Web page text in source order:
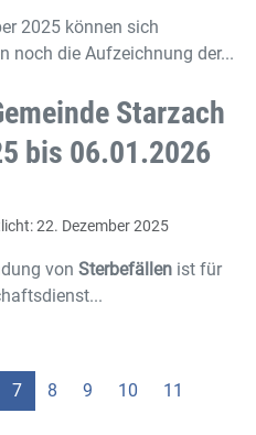
2025 können sich
noch die Aufzeichnung der...
Starzach
bis 06.01.2026
22. Dezember 2025
von Sterbefällen ist für
7 8 9 10 11